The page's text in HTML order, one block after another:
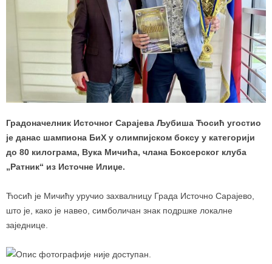
Градоначелник Источног Сарајева Љубиша Ћосић угостио
је данас шампиона БиХ у олимпијском боксу у категорији
до 80 килограма, Вука Мичића, члана Боксерског клуба
„Ратник“ из Источне Илиџе.
Ћосић је Мичићу уручио захвалницу Града Источно Сарајево,
што је, како је навео, симболичан знак подршке локалне
заједнице.